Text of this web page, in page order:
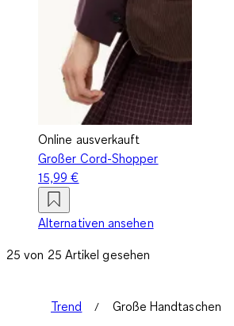
Online ausverkauft
Großer Cord-Shopper
15,99 €
Alternativen ansehen
25 von 25 Artikel gesehen
Trend Große Handtaschen